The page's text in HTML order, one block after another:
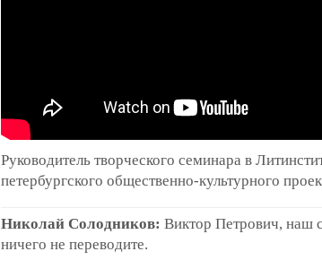
Руководитель творческого семинара в
петербургского общественно-культурного
Николай Солодников: Виктор Петрович, наш
ничего не переводите.